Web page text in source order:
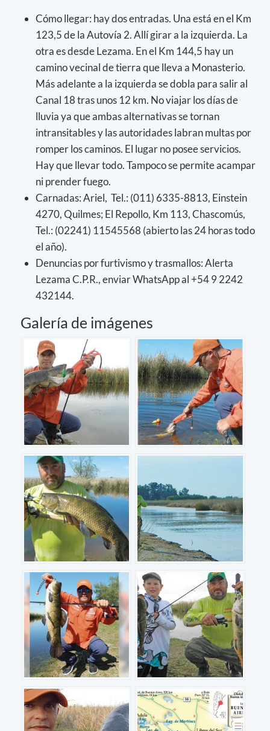
Cómo llegar: hay dos entradas. Una está en el Km
123,5 de la Autovía 2. Allí girar a la izquierda. La
otra es desde Lezama. En el Km 144,5 hay un
camino vecinal de tierra que lleva a Monasterio.
Más adelante a la izquierda se dobla para salir al
Canal 18 tras unos 12 km. No viajar los días de
lluvia ya que ambas alternativas se tornan
intransitables y las autoridades labran multas por
romper los caminos. El lugar no posee servicios.
Hay que llevar todo. Tampoco se permite acampar
ni prender fuego.
Carnadas: Ariel, Tel.: (011) 6335-8813, Einstein
4270, Quilmes; El Repollo, Km 113, Chascomús,
Tel.: (02241) 11545568 (abierto las 24 horas todo
el año).
Denuncias por furtivismo y trasmallos: Alerta
Lezama C.P.R., enviar WhatsApp al +54 9 2242
432144.
Galería de imágenes